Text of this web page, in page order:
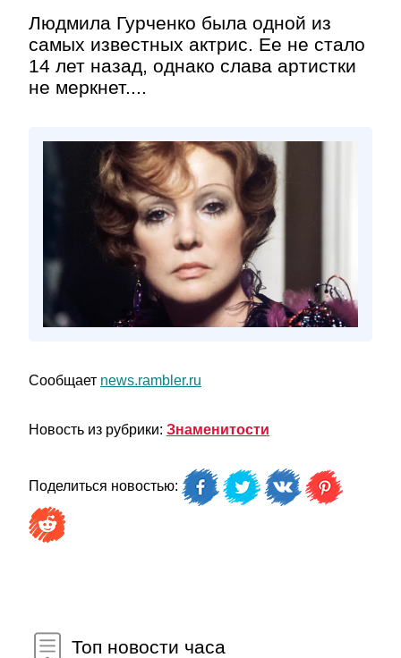
Людмила Гурченко была одной из
самых известных актрис. Ее не стало
14 лет назад, однако слава артистки
не меркнет....
Сообщает news.rambler.ru
Новость из рубрики: Знаменитости
Поделиться новостью:
Топ новости часа